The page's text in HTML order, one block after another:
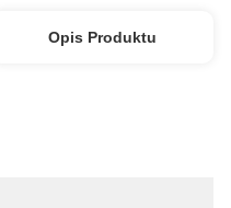
Opis Produktu